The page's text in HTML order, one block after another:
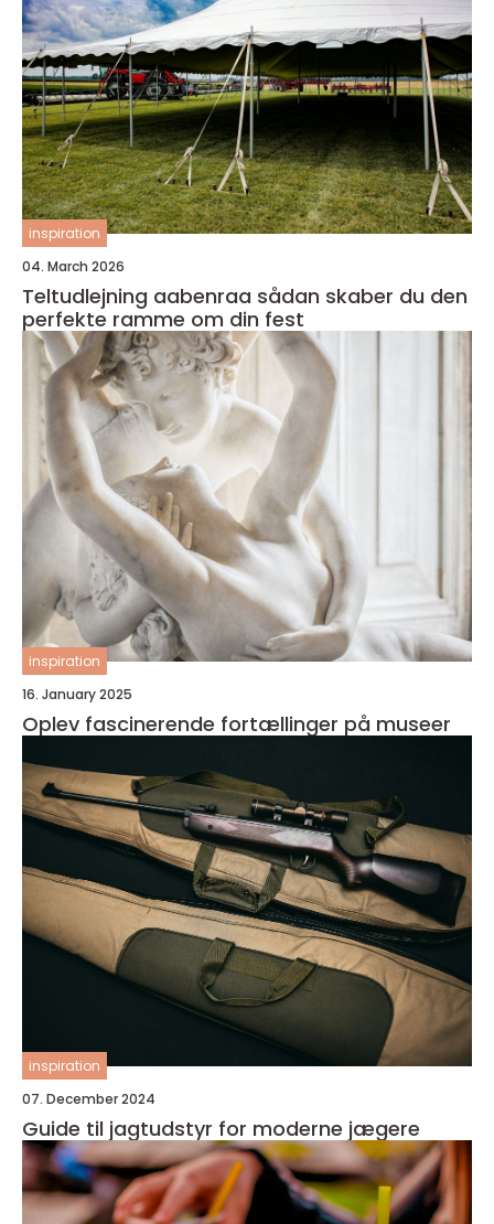
inspiration
04. March 2026
Teltudlejning aabenraa sådan skaber du den
perfekte ramme om din fest
inspiration
16. January 2025
Oplev fascinerende fortællinger på museer
inspiration
07. December 2024
Guide til jagtudstyr for moderne jægere